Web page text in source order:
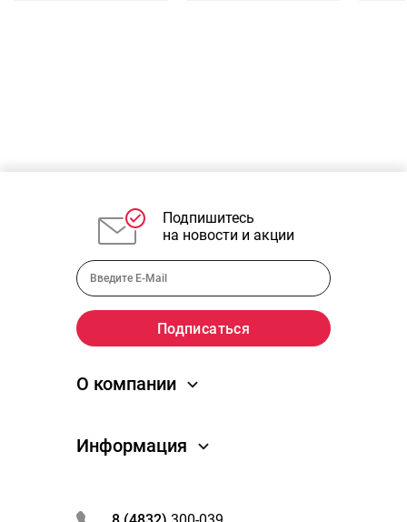
Подпишитесь
на новости и акции
О компании
Новости
Преимущества
Информация
Обработка заказа